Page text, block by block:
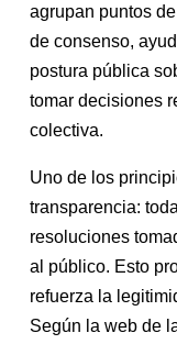
agrupan puntos
de consenso,
postura pública
tomar decisiones
colectiva.
Uno de los
transparencia:
resoluciones
al público. Esto
refuerza la
Según la web de